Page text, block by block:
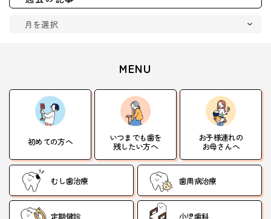
MENU
初めての方へ いつまでも歯を
残したい方へ
お子様連れの
お母さんへ
むし歯治療 歯周病治療
定期健診 小児歯科